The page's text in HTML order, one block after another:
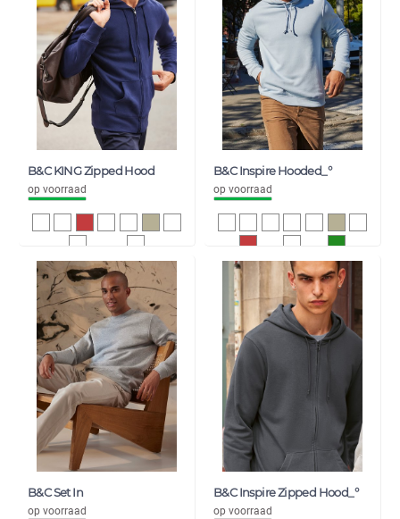
B&C KING Zipped Hood
op voorraad
25,93
31,38
B&C Inspire Hooded_°
op voorraad
16,76
20,28
B&C Set In
op voorraad
B&C Inspire Zipped Hood_°
op voorraad